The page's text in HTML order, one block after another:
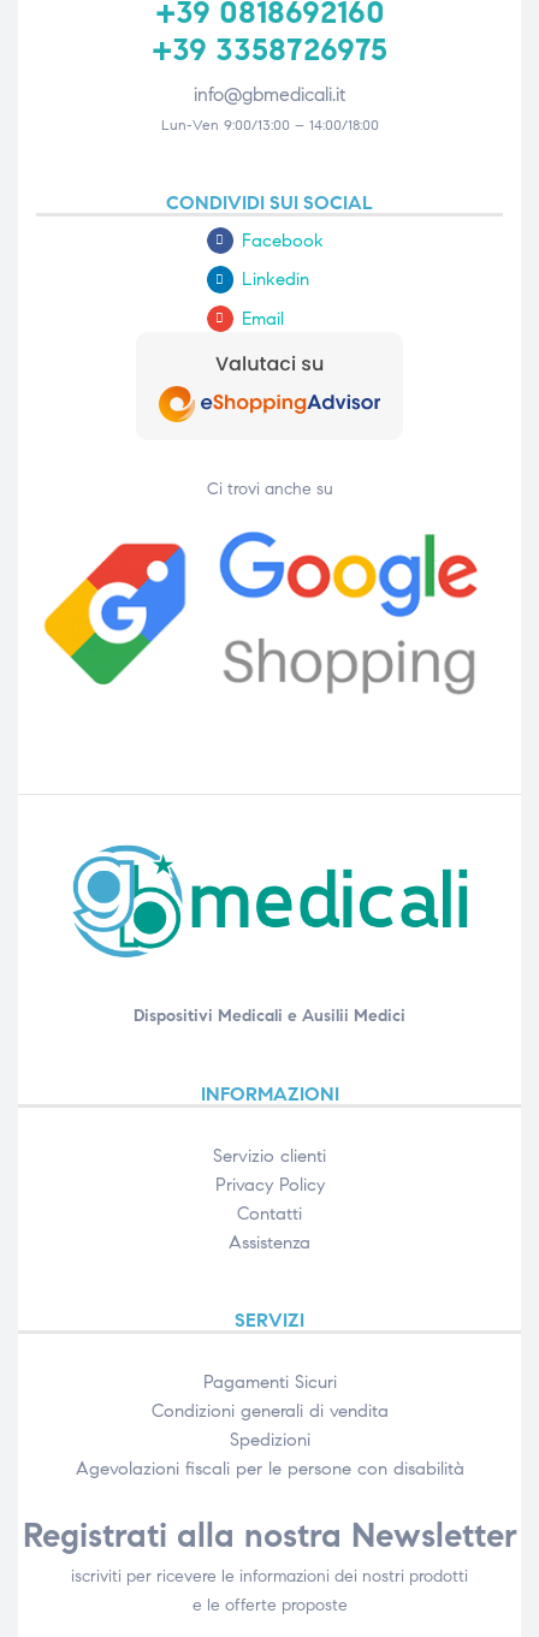
+39 0818692160
+39 3358726975
info@gbmedicali.it
Lun-Ven 9:00/13:00 – 14:00/18:00
CONDIVIDI SUI SOCIAL
Facebook
Linkedin
Email
Ci trovi anche su
Dispositivi Medicali e Ausilii Medici
INFORMAZIONI
Servizio clienti
Privacy Policy
Contatti
Assistenza
SERVIZI
Pagamenti Sicuri
Condizioni generali di vendita
Spedizioni
Agevolazioni fiscali per le persone con disabilità​
Registrati alla nostra Newsletter
iscriviti per ricevere le informazioni dei nostri prodotti
e le offerte proposte